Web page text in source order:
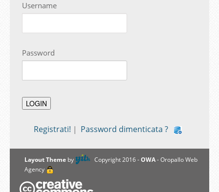
Username
Password
Registrati! | Password dimenticata ?
Layout Themeby Copyright 2016 -OWA- Oropallo Web
Agency